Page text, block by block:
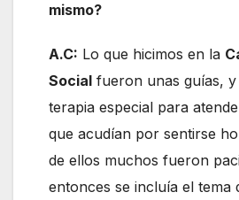
mismo?
A.C: Lo que hicimos en la
Social fueron unas guías,
terapia especial para
que acudían por sentirse
de ellos muchos fueron
entonces se incluía el tema